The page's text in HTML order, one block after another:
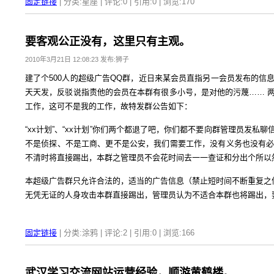
要客观公正没有，这里只有主观。
2010年3月21日 12:08:23 发布:狮子
建了个500人的超级广告QQ群，近日来某会员直指另一会员发布的
天天发，反驳说指责他的会员在本群有很多小号，是对他的污蔑……
工作，这可不是我的工作，故特发群公告如下：
“xx计划”、“xx计划”你们两个都退了吧，你们都不要向群管理员发私
不是侦探、不是工商、更不是公安，我们需要工作，没有义务也没有
不清时将直接踢出，本群之管理员不会花时间去一一查证和分出个所以
本超级广告群只允许合法的，适当的广告信息（禁止短时间不断重复之
无凭无证的人身攻击本群直接踢出，管理员认为不适合本群也将踢出
固定链接 | 分类:涂鸦 | 评论:2 | 引用:0 | 浏览:166